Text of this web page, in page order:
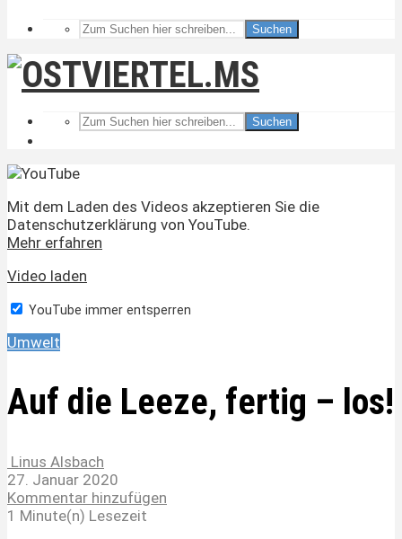
Suchen
Suchen
Mit dem Laden des Videos akzeptieren Sie die
Datenschutzerklärung von YouTube.
Mehr erfahren
Video laden
YouTube immer entsperren
Umwelt
Auf die Leeze, fertig – los!
Linus Alsbach
27. Januar 2020
Kommentar hinzufügen
1 Minute(n) Lesezeit